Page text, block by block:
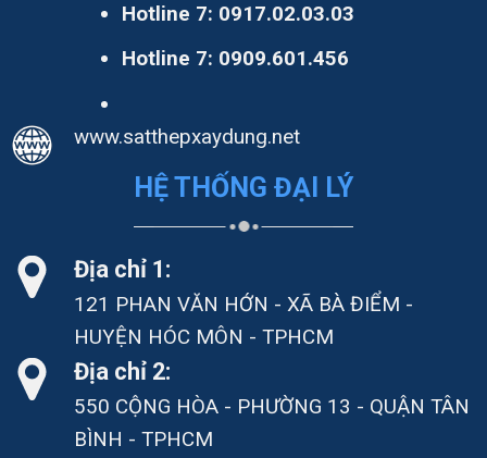
Hotline 7: 0917.02.03.03
Hotline 7: 0909.601.456
www.satthepxaydung.net
HỆ THỐNG ĐẠI LÝ
Địa chỉ 1:
121 PHAN VĂN HỚN - XÃ BÀ ĐIỂM -
HUYỆN HÓC MÔN - TPHCM
Địa chỉ 2:
550 CỘNG HÒA - PHƯỜNG 13 - QUẬN TÂN
BÌNH - TPHCM